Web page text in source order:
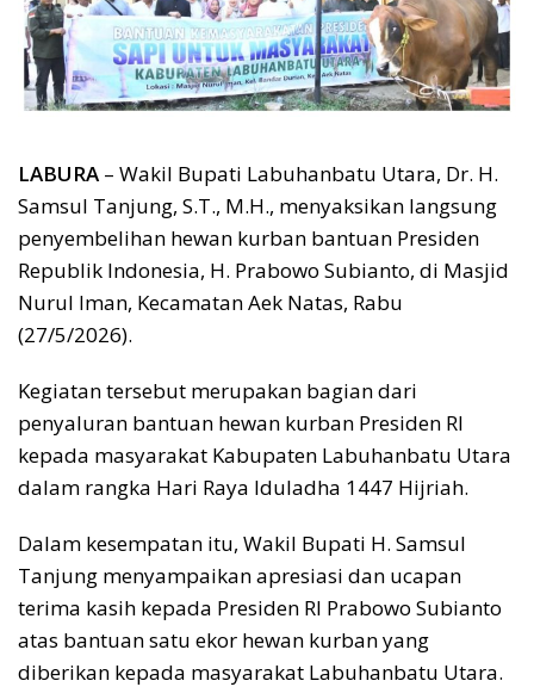
LABURA – Wakil Bupati Labuhanbatu Utara, Dr. H.
Samsul Tanjung, S.T., M.H., menyaksikan langsung
penyembelihan hewan kurban bantuan Presiden
Republik Indonesia, H. Prabowo Subianto, di Masjid
Nurul Iman, Kecamatan Aek Natas, Rabu
(27/5/2026).
Kegiatan tersebut merupakan bagian dari
penyaluran bantuan hewan kurban Presiden RI
kepada masyarakat Kabupaten Labuhanbatu Utara
dalam rangka Hari Raya Iduladha 1447 Hijriah.
Dalam kesempatan itu, Wakil Bupati H. Samsul
Tanjung menyampaikan apresiasi dan ucapan
terima kasih kepada Presiden RI Prabowo Subianto
atas bantuan satu ekor hewan kurban yang
diberikan kepada masyarakat Labuhanbatu Utara.